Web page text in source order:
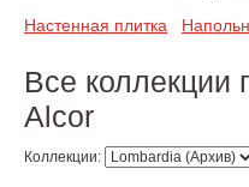
Настенная плитка
Все коллекции
Alcor
Коллекции: